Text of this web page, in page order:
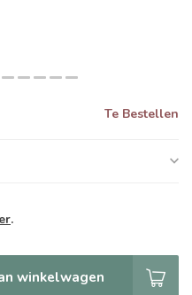
Te Bestellen
.
winkelwagen